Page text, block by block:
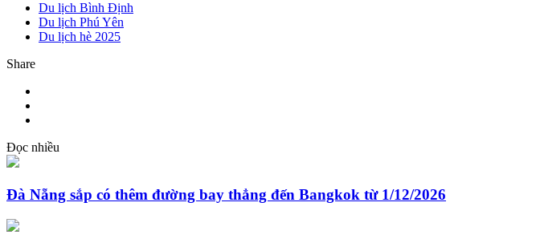
Du lịch Bình Định
Du lịch Phú Yên
Du lịch hè 2025
Share
Đọc nhiều
Đà Nẵng sắp có thêm đường bay thẳng đến Bangkok từ 1/12/2026